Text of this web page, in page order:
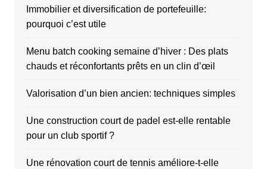
Immobilier et diversification de portefeuille:
pourquoi c’est utile
Menu batch cooking semaine d’hiver : Des plats
chauds et réconfortants prêts en un clin d’œil
Valorisation d’un bien ancien: techniques simples
Une construction court de padel est-elle rentable
pour un club sportif ?
Une rénovation court de tennis améliore-t-elle